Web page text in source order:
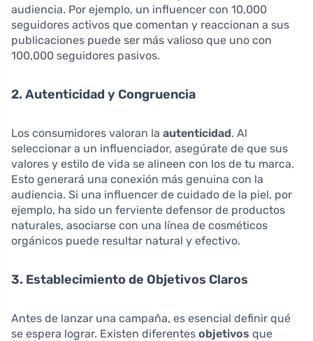
audiencia. Por ejemplo, un influencer con 10,000
seguidores activos que comentan y reaccionan a sus
publicaciones puede ser más valioso que uno con
100,000 seguidores pasivos.
2. Autenticidad y Congruencia
Los consumidores valoran la autenticidad. Al
seleccionar a un influenciador, asegúrate de que sus
valores y estilo de vida se alineen con los de tu marca.
Esto generará una conexión más genuina con la
audiencia. Si una influencer de cuidado de la piel, por
ejemplo, ha sido un ferviente defensor de productos
naturales, asociarse con una línea de cosméticos
orgánicos puede resultar natural y efectivo.
3. Establecimiento de Objetivos Claros
Antes de lanzar una campaña, es esencial definir qué
se espera lograr. Existen diferentes objetivos que